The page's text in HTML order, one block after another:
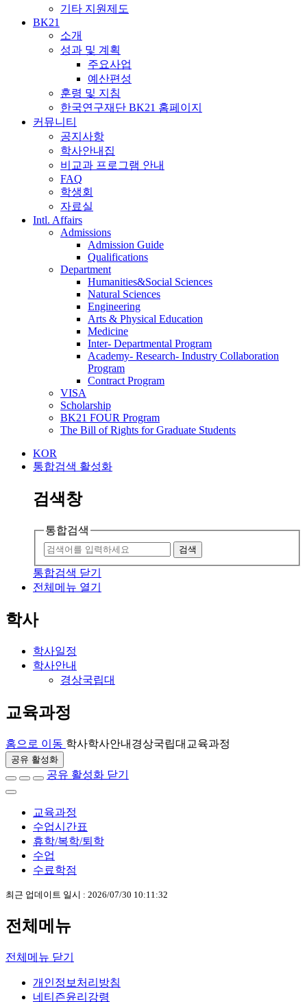
기타 지원제도
BK21
소개
성과 및 계획
주요사업
예산편성
훈령 및 지침
한국연구재단 BK21 홈페이지
커뮤니티
공지사항
학사안내집
비교과 프로그램 안내
FAQ
학생회
자료실
Intl. Affairs
Admissions
Admission Guide
Qualifications
Department
Humanities&Social Sciences
Natural Sciences
Engineering
Arts & Physical Education
Medicine
Inter- Departmental Program
Academy- Research- Industry Collaboration
Program
Contract Program
VISA
Scholarship
BK21 FOUR Program
The Bill of Rights for Graduate Students
KOR
통합검색 활성화
검색창
통합검색
검색
통합검색 닫기
전체메뉴 열기
학사
학사일정
학사안내
경상국립대
교육과정
홈으로 이동 학사학사안내 경상국립대 교육과정
공유 활성화
공유 활성화 닫기
교육과정
수업시간표
휴학/복학/퇴학
수업
수료학점
최근 업데이트 일시 : 2026/07/30 10:11:32
전체메뉴
전체메뉴 닫기
개인정보처리방침
네티즌윤리강령